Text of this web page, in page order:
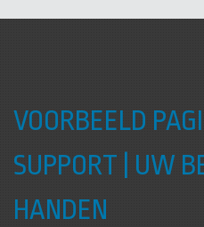
VOORBEELD
SUPPORT | UW
HANDEN